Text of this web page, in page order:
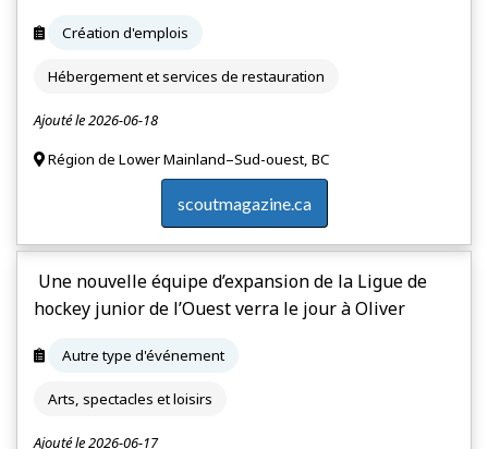
Création d'emplois
Hébergement et services de restauration
Ajouté le 2026-06-18
Région de Lower Mainland–Sud-ouest, BC
scoutmagazine.ca
Une nouvelle équipe d’expansion de la Ligue de
hockey junior de l’Ouest verra le jour à Oliver
Autre type d'événement
Arts, spectacles et loisirs
Ajouté le 2026-06-17